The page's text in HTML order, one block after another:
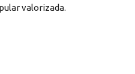
valorizada.